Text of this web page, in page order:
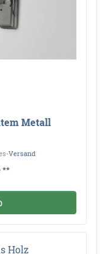
Metall
Versand
**